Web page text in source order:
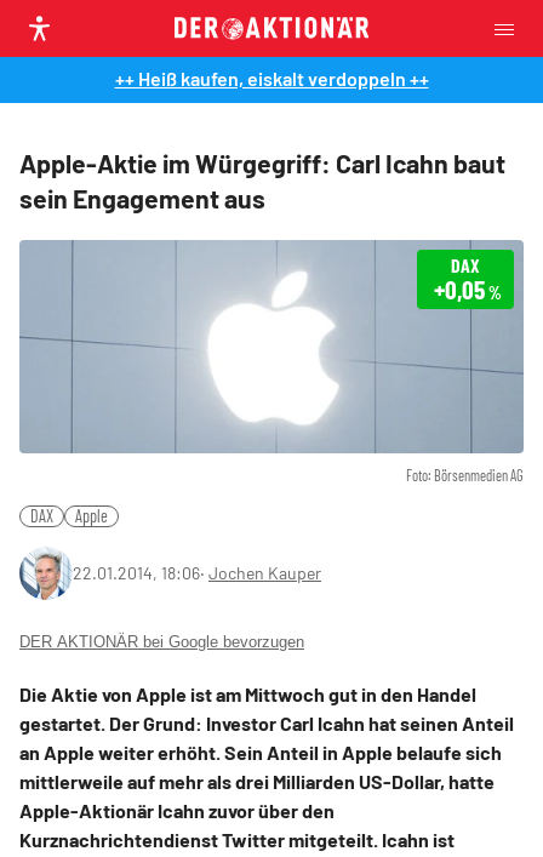
++ Heiß kaufen, eiskalt verdoppeln ++
Apple-Aktie im Würgegriff: Carl Icahn baut
sein Engagement aus
Foto: Börsenmedien AG
DAX
+0,05%
DAX Apple
22.01.2014, 18:06‧ Jochen Kauper
DER AKTIONÄR bei Google bevorzugen
Die Aktie von Apple ist am Mittwoch gut in den Handel
gestartet. Der Grund: Investor Carl Icahn hat seinen Anteil
an Apple weiter erhöht. Sein Anteil in Apple belaufe sich
mittlerweile auf mehr als drei Milliarden US-Dollar, hatte
Apple-Aktionär Icahn zuvor über den
Kurznachrichtendienst Twitter mitgeteilt. Icahn ist